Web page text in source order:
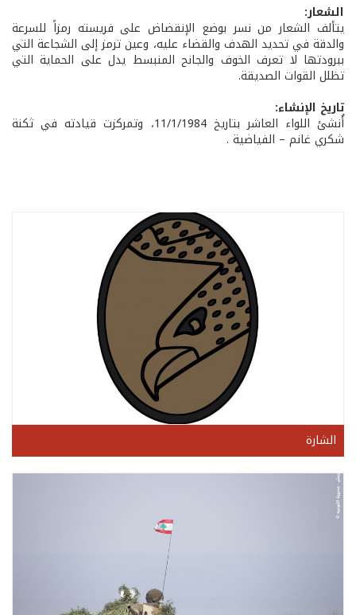
الشعار:
يتألف الشعار من نسر بوضع الإنقضاض على فريسته رمزاً للسرعة
والدقة في تحديد الهدف والقضاء عليه، وعين ترمز إلى الشجاعة التي
ببرودتها لا تعرف الخوف والجانح المنبسط يدل على الحماية التي
تظلل القوات الصديقة.
تاريخ الإنشاء:
أُنشئ اللواء العاشر بتاريخ 11/1/1984، وتمركزت قيادته في ثكنة
شكري غانم – الفياضية .
الشارة